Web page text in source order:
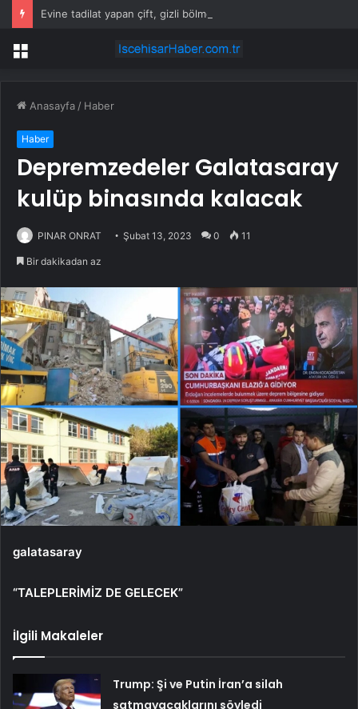
Menü
Anasayfa / Haber
Haber
Depremzedeler Galatasaray
kulüp binasında kalacak
PINAR ONRAT Şubat 13, 2023 0 11
Bir dakikadan az
galatasaray
“TALEPLERİMİZ DE GELECEK”
İlgili Makaleler
Trump: Şi ve Putin İran’a silah
satmayacaklarını söyledi